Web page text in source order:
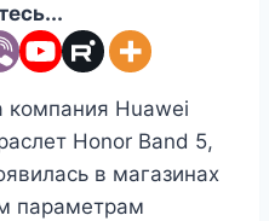
компания Huawei
Honor Band 5,
в магазинах
параметрам